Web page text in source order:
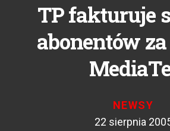
TP fakturuje
abonentów
NEWSY
22 sierpnia